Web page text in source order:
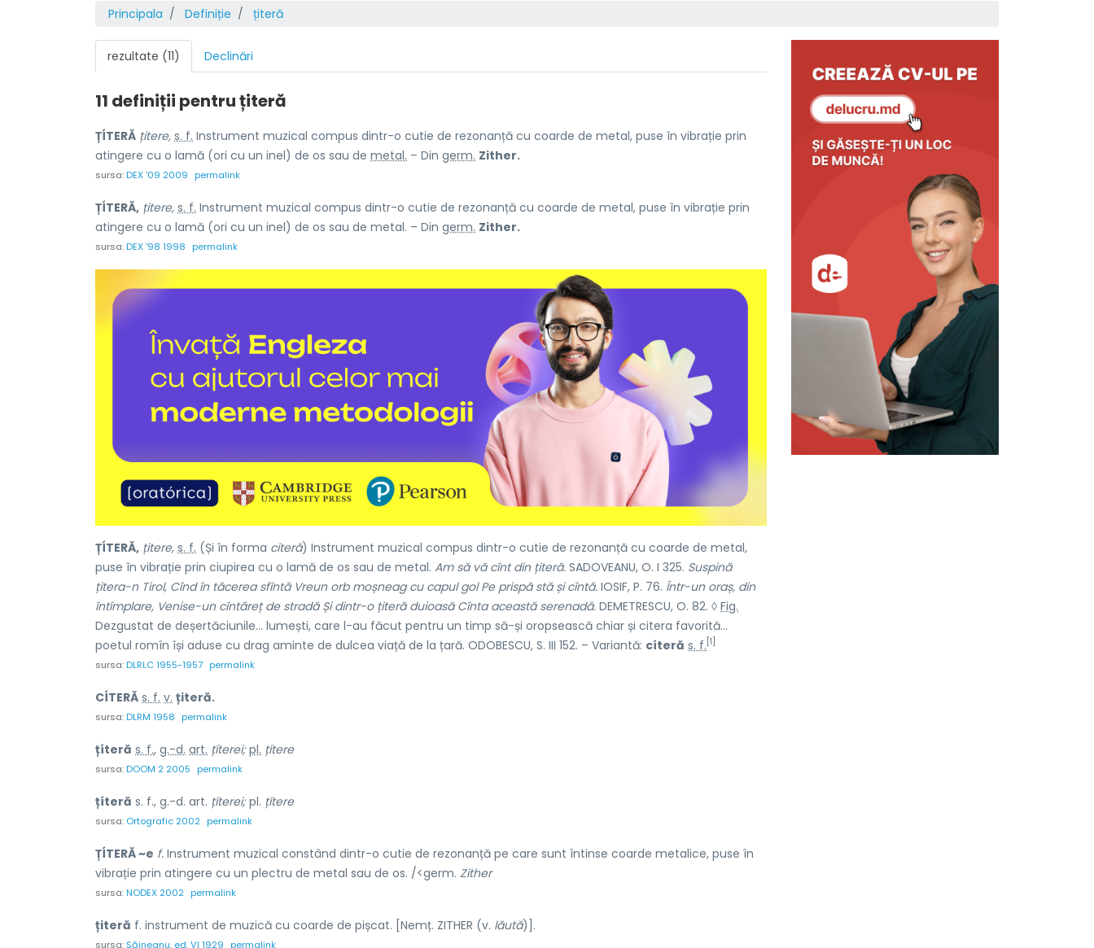
Principala Definiție țiteră
rezultate (11) Declinări
11 definiții pentruțiteră
ȚÍTERĂ țitere, s. f. Instrument muzical compus dintr-o cutie de rezonanță cu coarde de metal, puse în vibrație prin
atingere cu o lamă (ori cu un inel) de os sau de metal. – Din germ. Zither.
sursa:DEX '09 2009 permalink
ȚÍTERĂ, țitere, s. f. Instrument muzical compus dintr-o cutie de rezonanță cu coarde de metal, puse în vibrație prin
atingere cu o lamă (ori cu un inel) de os sau de metal. – Din germ. Zither.
sursa:DEX '98 1998 permalink
ȚÍTERĂ, țitere, s. f. (Și în forma citeră) Instrument muzical compus dintr-o cutie de rezonanță cu coarde de metal,
puse în vibrație prin ciupirea cu o lamă de os sau de metal. Am să vă cînt din țiteră. SADOVEANU, O. I 325. Suspină
țitera-n Tirol, Cînd în tăcerea sfîntă Vreun orb moșneag cu capul gol Pe prispă stă și cîntă. IOSIF, P. 76. Într-un oraș, din
întîmplare, Venise-un cîntăreț de stradă Și dintr-o țiteră duioasă Cînta această serenadă. DEMETRESCU, O. 82. ◊ Fig.
Dezgustat de deșertăciunile... lumești, care l-au făcut pentru un timp să-și oropsească chiar și citera favorită...
poetul romîn își aduse cu drag aminte de dulcea viață de la țară. ODOBESCU, S. III 152. – Variantă: cíteră s. f. [1]
sursa:DLRLC 1955-1957 permalink
CÍTERĂ s. f. v. țiteră.
sursa:DLRM 1958 permalink
țíteră s. f., g.-d. art. țíterei; pl. țítere
sursa:DOOM 2 2005 permalink
țíteră s. f., g.-d. art. țíterei;pl. țítere
sursa: Ortografic 2002 permalink
ȚÍTERĂ ~e f. Instrument muzical constând dintr-o cutie de rezonanță pe care sunt întinse coarde metalice, puse în
vibrație prin atingere cu un plectru de metal sau de os. /<germ. Zither
sursa:NODEX 2002 permalink
țiteră f. instrument de muzică cu coarde de pișcat. [Nemț. ZITHER (v. lăută)].
sursa:Șăineanu, ed. VI 1929 permalink